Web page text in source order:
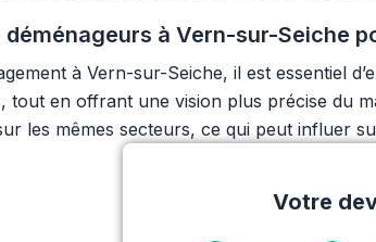
déménageurs à Vern-sur-Seiche
à Vern-sur-Seiche, il est essentiel
tout en offrant une vision plus précise du
les mêmes secteurs, ce qui peut influer
Votre